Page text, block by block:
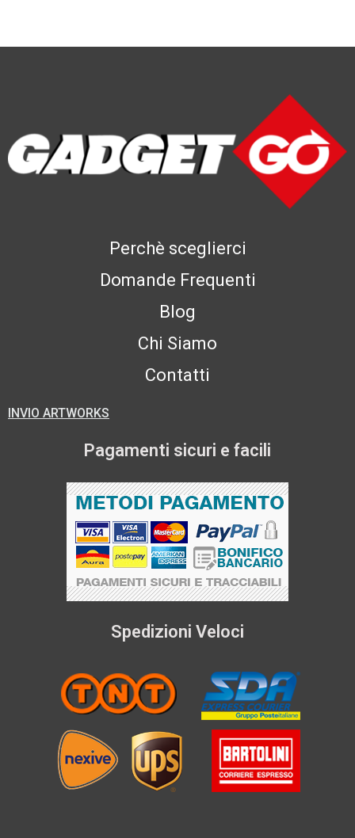
Perchè sceglierci
Domande Frequenti
Blog
Chi Siamo
Contatti
INVIO ARTWORKS
Pagamenti sicuri e facili
Spedizioni Veloci